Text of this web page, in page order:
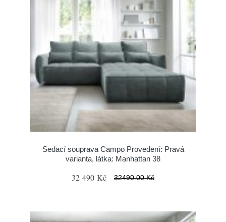
Sedací souprava Campo Provedení: Pravá
varianta, látka: Manhattan 38
32 490 Kč 32490.00 Kč